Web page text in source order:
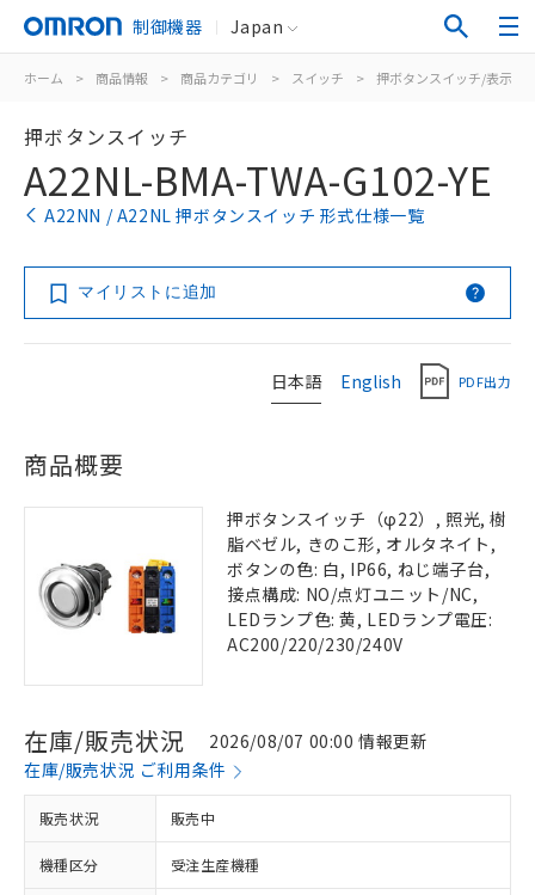
制御機器 Japan
ホーム > 商品情報 > 商品カテゴリ > スイッチ > 押ボタンスイッチ/表示灯
押ボタンスイッチ
A22NL-BMA-TWA-G102-YE
A22NN / A22NL 押ボタンスイッチ 形式仕様一覧
マイリストに追加
日本語 English PDF出力
商品概要
押ボタンスイッチ（φ22）, 照光, 樹
脂ベゼル, きのこ形, オルタネイト,
ボタンの色: 白, IP66, ねじ端子台,
接点構成: NO/点灯ユニット/NC,
LEDランプ色: 黄, LEDランプ電圧:
AC200/220/230/240V
在庫/販売状況
2026/08/07 00:00 情報更新
在庫/販売状況 ご利用条件
販売状況 販売中
機種区分 受注生産機種